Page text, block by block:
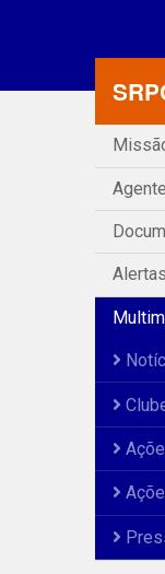
Alertas